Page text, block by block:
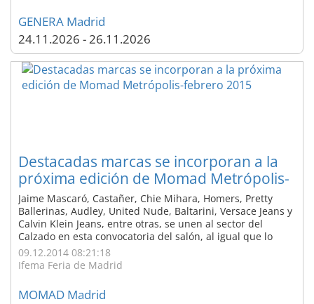
GENERA Madrid
24.11.2026 - 26.11.2026
Destacadas marcas se incorporan a la
próxima edición de Momad Metrópolis-
febrero 2015
Jaime Mascaró, Castañer, Chie Mihara, Homers, Pretty
Ballerinas, Audley, United Nude, Baltarini, Versace Jeans y
Calvin Klein Jeans, entre otras, se unen al sector del
Calzado en esta convocatoria del salón, al igual que lo
hacen en el sector Moda Skunfunk, Surkana, CKS, Tiffosis,
Confejeans, Rojo Carmesí, Manuela se va de Fiesta, Nubbe
09.12.2014 08:21:18
Ifema Feria de Madrid
MOMAD Madrid